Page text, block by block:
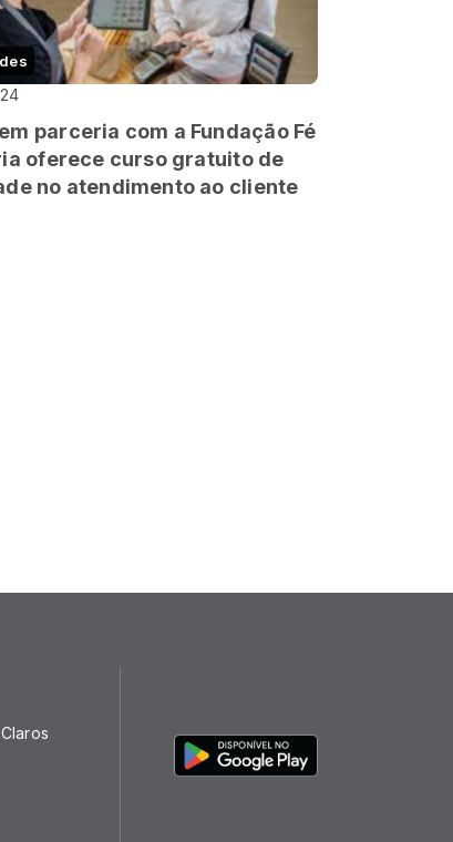
parceria com a Fundação Fé
oferece curso gratuito de
no atendimento ao cliente